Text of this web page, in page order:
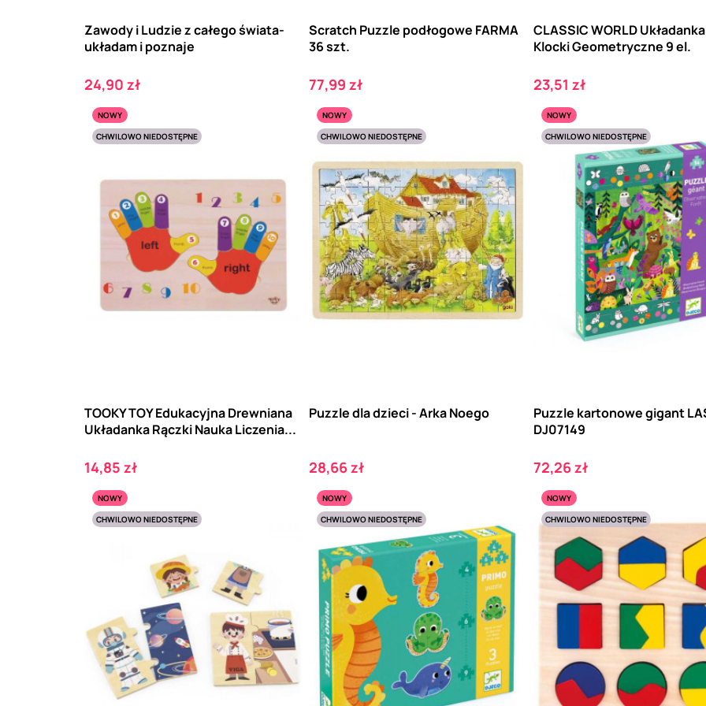
Zawody i Ludzie z całego świata-
układam i poznaje
Cena
24,90 zł
Scratch Puzzle podłogowe FARMA
36 szt.
Cena
77,99 zł
CLASSIC WORLD
Klocki Geometryczne 9 el.
Cena
23,51 zł
NOWY
CHWILOWO NIEDOSTĘPNE
TOOKY TOY Edukacyjna Drewniana
Układanka Rączki Nauka Liczenia...
Cena
14,85 zł
NOWY
CHWILOWO NIEDOSTĘPNE
Puzzle dla dzieci - Arka Noego
Cena
28,66 zł
NOWY
CHWILOWO NIEDOSTĘPNE
Puzzle kartonowe gigant
DJ07149
Cena
72,26 zł
NOWY
CHWILOWO NIEDOSTĘPNE
NOWY
CHWILOWO NIEDOSTĘPNE
NOWY
CHWILOWO NIEDOSTĘPNE